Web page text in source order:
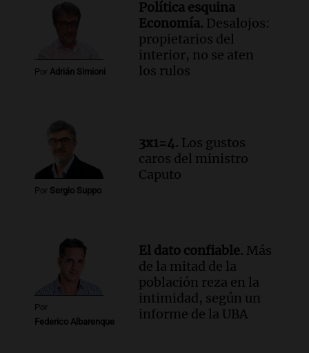
Viva la Radio Rosario
Episodios
Luciano Cáceres llega a Córdoba a
presentar “Paraíso”, una obra que
cuestiona certezas masculinas
Por Adrián Simioni
Política esquina
Economía. Desalojos:
propietarios del
interior, no se aten
los rulos
Por Sergio Suppo
3x1=4. Los gustos
caros del ministro
Caputo
Por
Federico Albarenque
El dato confiable. Más
de la mitad de la
población reza en la
intimidad, según un
informe de la UBA